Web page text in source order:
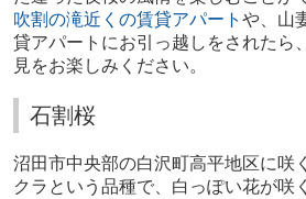
吹割の滝近くの賃貸アパート や、山
貸アパートにお引っ越しをされたら
見をお楽しみください。
石割桜
沼田市中央部の白沢町高平地区に咲
クラという品種で、白っぽい花が咲